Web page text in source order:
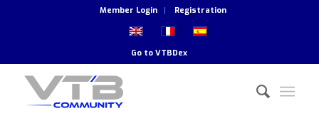
Member Login Registration
Go toVTBDex